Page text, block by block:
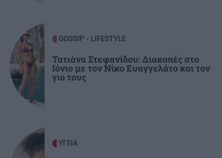
ΚΡΗΤΗ
Νέα άφιξη μεταναστών στην Κρήτη: 57 άτομα
εντοπίστηκαν στα Καπετανιανά
GOSSIP - LIFESTYLE
Τατιάνα Στεφανίδου: Διακοπές στο
Ιόνιο με τον Νίκο Ευαγγελάτο και τον
γιο τους
ΥΓΕΙΑ